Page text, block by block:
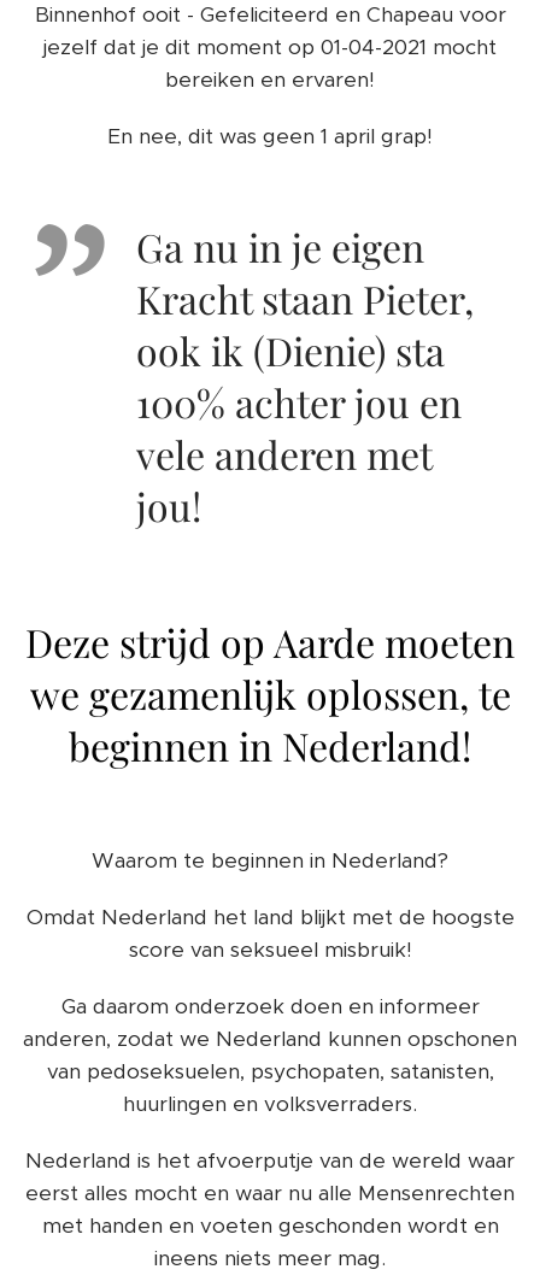
Binnenhof ooit - Gefeliciteerd en Chapeau voor
jezelf dat je dit moment op 01-04-2021 mocht
bereiken en ervaren!
En nee, dit was geen 1 april grap!
Ga nu in je eigen
Kracht staan Pieter,
ook ik (Dienie) sta
100% achter jou en
vele anderen met
jou!
Deze strijd op Aarde moeten
we gezamenlijk oplossen, te
beginnen in Nederland!
Waarom te beginnen in Nederland?
Omdat Nederland het land blijkt met de hoogste
score van seksueel misbruik!
Ga daarom onderzoek doen en informeer
anderen, zodat we Nederland kunnen opschonen
van pedoseksuelen, psychopaten, satanisten,
huurlingen en volksverraders.
Nederland is het afvoerputje van de wereld waar
eerst alles mocht en waar nu alle Mensenrechten
met handen en voeten geschonden wordt en
ineens niets meer mag.